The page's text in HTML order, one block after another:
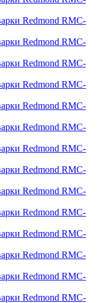
Redmond RMC-
Redmond RMC-
Redmond RMC-
Redmond RMC-
Redmond RMC-
Redmond RMC-
Redmond RMC-
Redmond RMC-
Redmond RMC-
Redmond RMC-
Redmond RMC-
Redmond RMC-
Redmond RMC-
Redmond RMC-